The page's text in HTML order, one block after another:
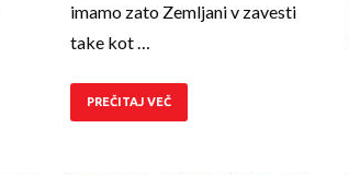
imamo zato Zemljani v zavesti
take kot …
PREČITAJ VEČ